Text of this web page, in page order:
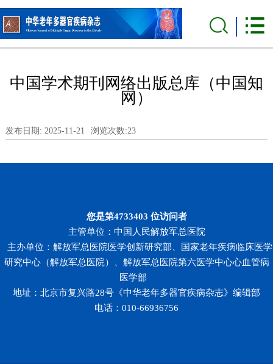
中国学术期刊网络出版总库（中国知
网）
发布日期: 2025-11-21 浏览次数:23
您是第4733403 位访问者
主管单位：中国人民解放军总医院
主办单位：解放军总医院医学创新研究部、国家老年疾病临床医学
研究中心（解放军总医院）、解放军总医院第六医学中心心血管病
医学部
地址：北京市复兴路28号《中华老年多器官疾病杂志》编辑部
电话：010-66936756